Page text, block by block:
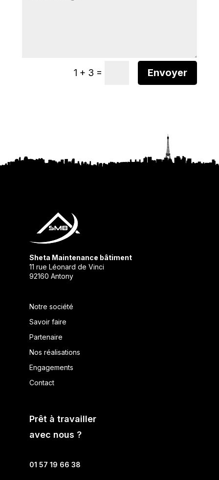
1 + 3 = Envoyer
Sheta Maintenance bâtiment
11 rue Léonard de Vinci
92160 Antony
Notre société
Savoir faire
Partenaire
Nos réalisations
Engagements
Contact
Prêt à travailler
avec nous ?
01 57 19 66 38